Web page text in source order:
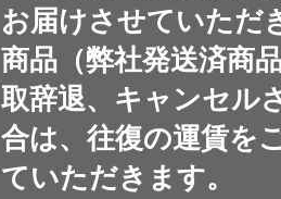
お届けさせていただ
商品（弊社発送済商
取辞退、キャンセル
合は、往復の運賃を
ていただきます。